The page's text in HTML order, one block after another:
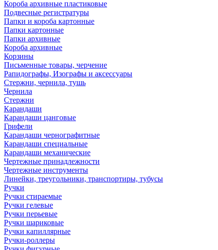
Короба архивные пластиковые
Подвесные регистратуры
Папки и короба картонные
Папки картонные
Папки архивные
Короба архивные
Корзины
Письменные товары, черчение
Рапидографы, Изографы и аксессуары
Стержни, чернила, тушь
Чернила
Стержни
Карандаши
Карандаши цанговые
Грифели
Карандаши чернографитные
Карандаши специальные
Карандаши механические
Чертежные принадлежности
Чертежные инструменты
Линейки, треугольники, транспортиры, тубусы
Ручки
Ручки стираемые
Ручки гелевые
Ручки перьевые
Ручки шариковые
Ручки капиллярные
Ручки-роллеры